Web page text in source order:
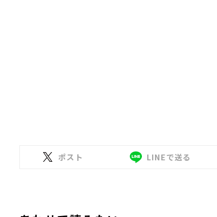
ポスト LINEで送る